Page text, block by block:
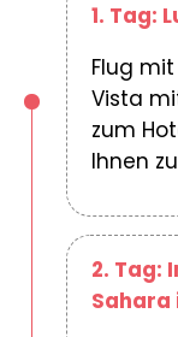
1. Tag:
Flug
Vista
zum
Ihnen
2. Tag: